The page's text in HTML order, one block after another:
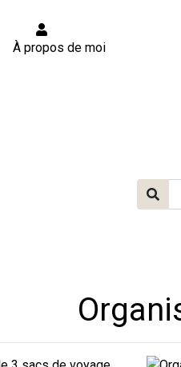
À propos de moi